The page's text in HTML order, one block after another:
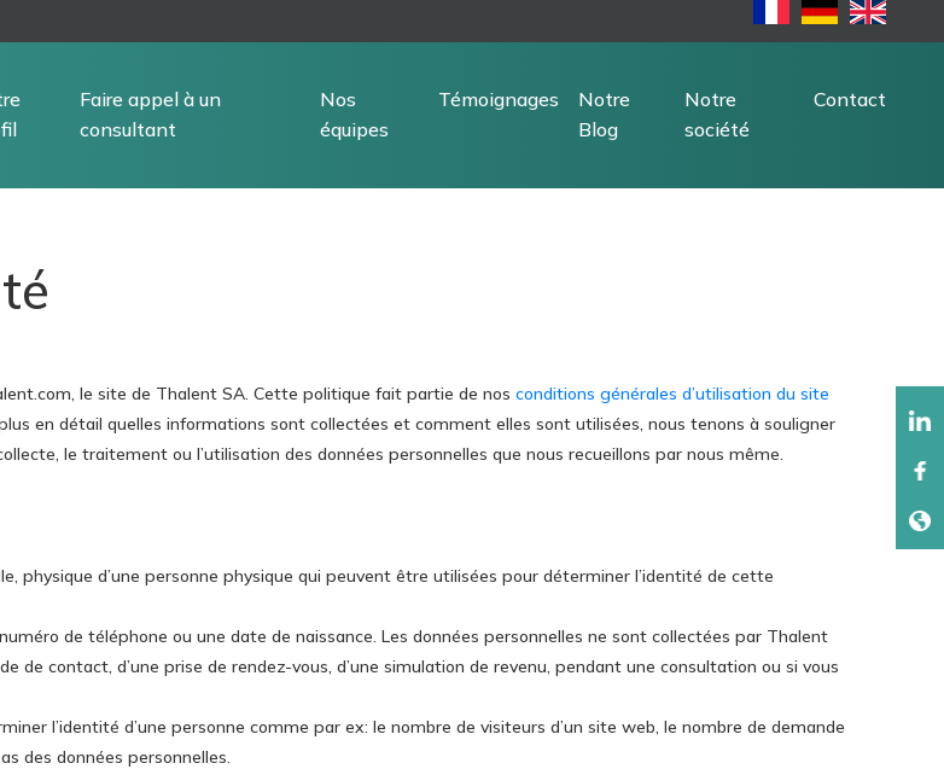
Faire appel à un
consultant
Nos
équipes
Témoignages
Notre
Blog
Notre
société
Contact
le site de Thalent SA. Cette politique fait partie de nos conditions générales d’utilisation du site
en détail quelles informations sont collectées et comment elles sont utilisées, nous tenons à souligner
le traitement ou l’utilisation des données personnelles que nous recueillons par nous même.
physique d’une personne physique qui peuvent être utilisées pour déterminer l’identité de cette
de téléphone ou une date de naissance. Les données personnelles ne sont collectées par Thalent
de contact, d’une prise de rendez-vous, d’une simulation de revenu, pendant une consultation ou si vous
l’identité d’une personne comme par ex: le nombre de visiteurs d’un site web, le nombre de demande
des données personnelles.